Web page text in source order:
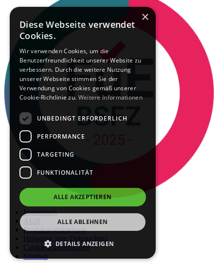
Impressum
AGB
Produktregistrierung
Hinweise zum Datenschutz
Cookie-Einstellungen
Sitemap
×
Diese Webseite verwendet
Cookies.
Wir verwenden Cookies, um die
Benutzerfreundlichkeit unserer Website zu
verbessern. Durch die weitere Nutzung
unserer Webseite stimmen Sie der
Verwendung von Cookies gemäß unserer
Cookie-Richtlinie zu. Weitere Informationen
UNBEDINGT ERFORDERLICH
PERFORMANCE
TARGETING
FUNKTIONALITÄT
ALLE AKZEPTIEREN
ALLE ABLEHNEN
DETAILS ANZEIGEN